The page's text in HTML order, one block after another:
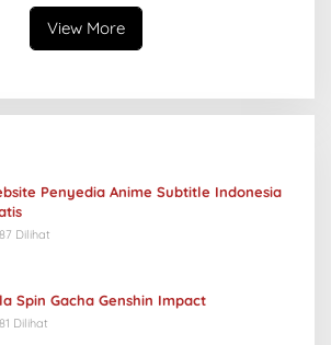
View More
Penyedia Anime Subtitle Indonesia
Dilihat
Spin Gacha Genshin Impact
Dilihat